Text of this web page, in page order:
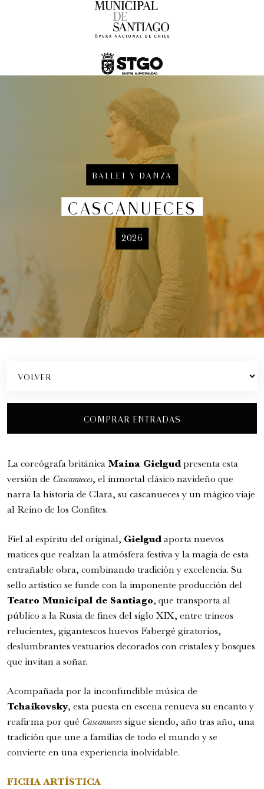
Festival Internacional de la Guitarra
Conciertos y recitales
Romeo y Julieta | 2026
5:00 pm
BALLET Y DANZA
CASCANUECES
2026
COMPRAR ENTRADAS
La coreógrafa británica Maina Gielgud presenta esta
versión de Cascanueces, el inmortal clásico navideño que
narra la historia de Clara, su cascanueces y un mágico viaje
al Reino de los Confites.
Fiel al espíritu del original, Gielgud aporta nuevos
matices que realzan la atmósfera festiva y la magia de esta
entrañable obra, combinando tradición y excelencia. Su
sello artístico se funde con la imponente producción del
Teatro Municipal de Santiago, que transporta al
público a la Rusia de fines del siglo XIX, entre trineos
relucientes, gigantescos huevos Fabergé giratorios,
deslumbrantes vestuarios decorados con cristales y bosques
que invitan a soñar.
Acompañada por la inconfundible música de
Tchaikovsky, esta puesta en escena renueva su encanto y
reafirma por qué Cascanuecessigue siendo, año tras año, una
tradición que une a familias de todo el mundo y se
convierte en una experiencia inolvidable.
FICHA ARTÍSTICA